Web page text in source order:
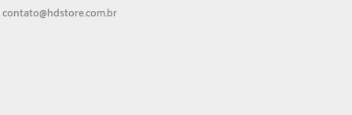
contato@hdstore.com.br